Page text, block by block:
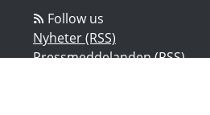
Follow us
Nyheter (RSS)
Pressmeddelanden (RSS)